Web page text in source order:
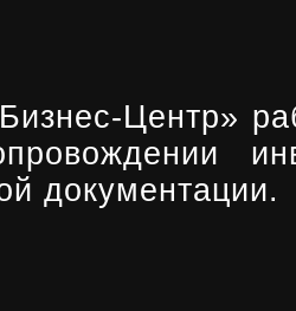
Центр»
документации.